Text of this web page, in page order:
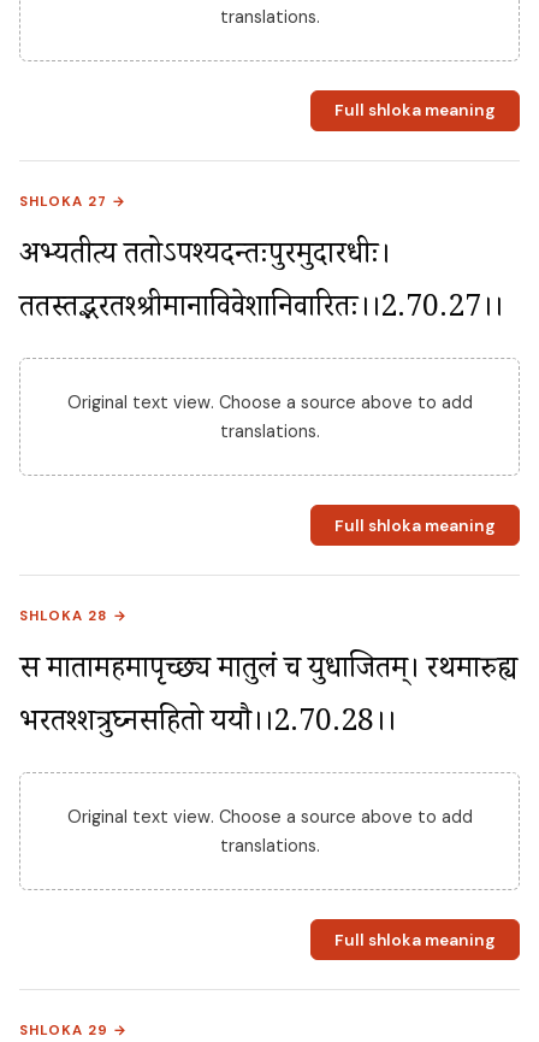
translations.
Full shloka meaning
SHLOKA 27 →
अभ्यतीत्य ततोऽपश्यदन्तःपुरमुदारधीः।
ततस्तद्भरतश्श्रीमानाविवेशानिवारितः।।2.70.27।।
Original text view. Choose a source above to add
translations.
Full shloka meaning
SHLOKA 28 →
स मातामहमापृच्छ्य मातुलं च युधाजितम्। रथमारुह्य
भरतश्शत्रुघ्नसहितो ययौ।।2.70.28।।
Original text view. Choose a source above to add
translations.
Full shloka meaning
SHLOKA 29 →